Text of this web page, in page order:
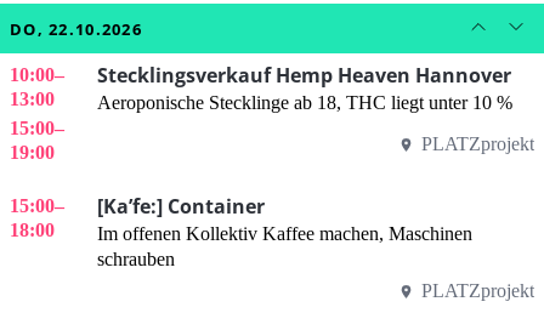
DO, 22.10.2026
10:00–
13:00
15:00–
19:00
Stecklingsverkauf Hemp Heaven Hannover
Aeroponische Stecklinge ab 18, THC liegt unter 10 %
PLATZprojekt
15:00–
18:00
[Ka’fe:] Container
Im offenen Kollektiv Kaffee machen, Maschinen
schrauben
PLATZprojekt